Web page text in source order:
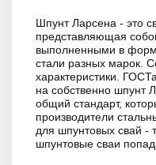
Шпунт Ларсена - это
представляющая
выполненными в
стали разных марок.
характеристики.
на собственно шпунт
общий стандарт,
производители
для шпунтовых свай -
шпунтовые сваи